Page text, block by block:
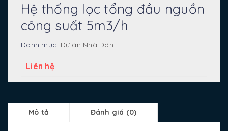
Hệ thống lọc tổng đầu nguồn
công suất 5m3/h
Danh mục: Dự án Nhà Dân
Liên hệ
Mô tả Đánh giá (0)